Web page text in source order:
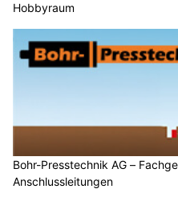
Hobbyraum
Bohr-Presstechnik AG –
Anschlussleitungen